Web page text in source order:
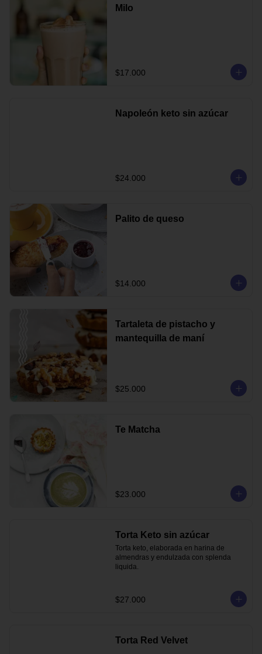
Milo
$17.000
Napoleón keto sin azúcar
$24.000
Palito de queso
$14.000
Tartaleta de pistacho y
mantequilla de maní
$25.000
Te Matcha
$23.000
Torta Keto sin azúcar
Torta keto, elaborada en harina de
almendras y endulzada con splenda
liquida.
$27.000
Torta Red Velvet